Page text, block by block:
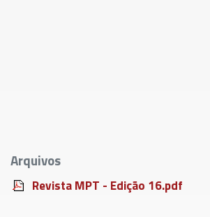
Arquivos
Revista MPT - Edição 16.pdf